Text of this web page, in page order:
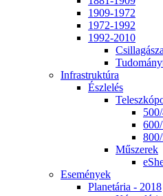
1909-1972
1972-1992
1992-2010
Inf­ra­struk­tú­ra
Ész­le­lés
Mű­sze­rek
Ese­mé­nyek
Pla­ne­tá­ria - 2018